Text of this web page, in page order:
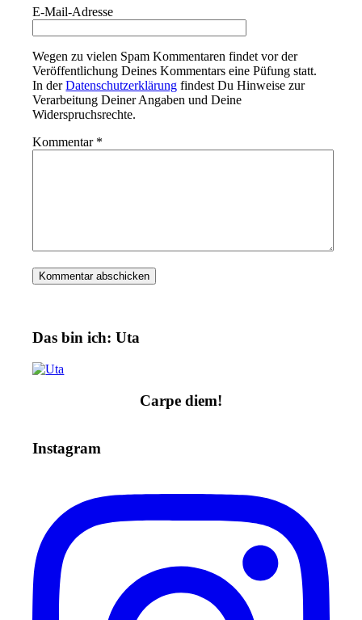
E-Mail-Adresse
Wegen zu vielen Spam Kommentaren findet vor der
Veröffentlichung Deines Kommentars eine Püfung statt.
In derDatenschutzerklärung findest Du Hinweise zur
Verarbeitung Deiner Angaben und Deine
Widerspruchsrechte.
Kommentar *
Das bin ich: Uta
Carpe diem!
Instagram